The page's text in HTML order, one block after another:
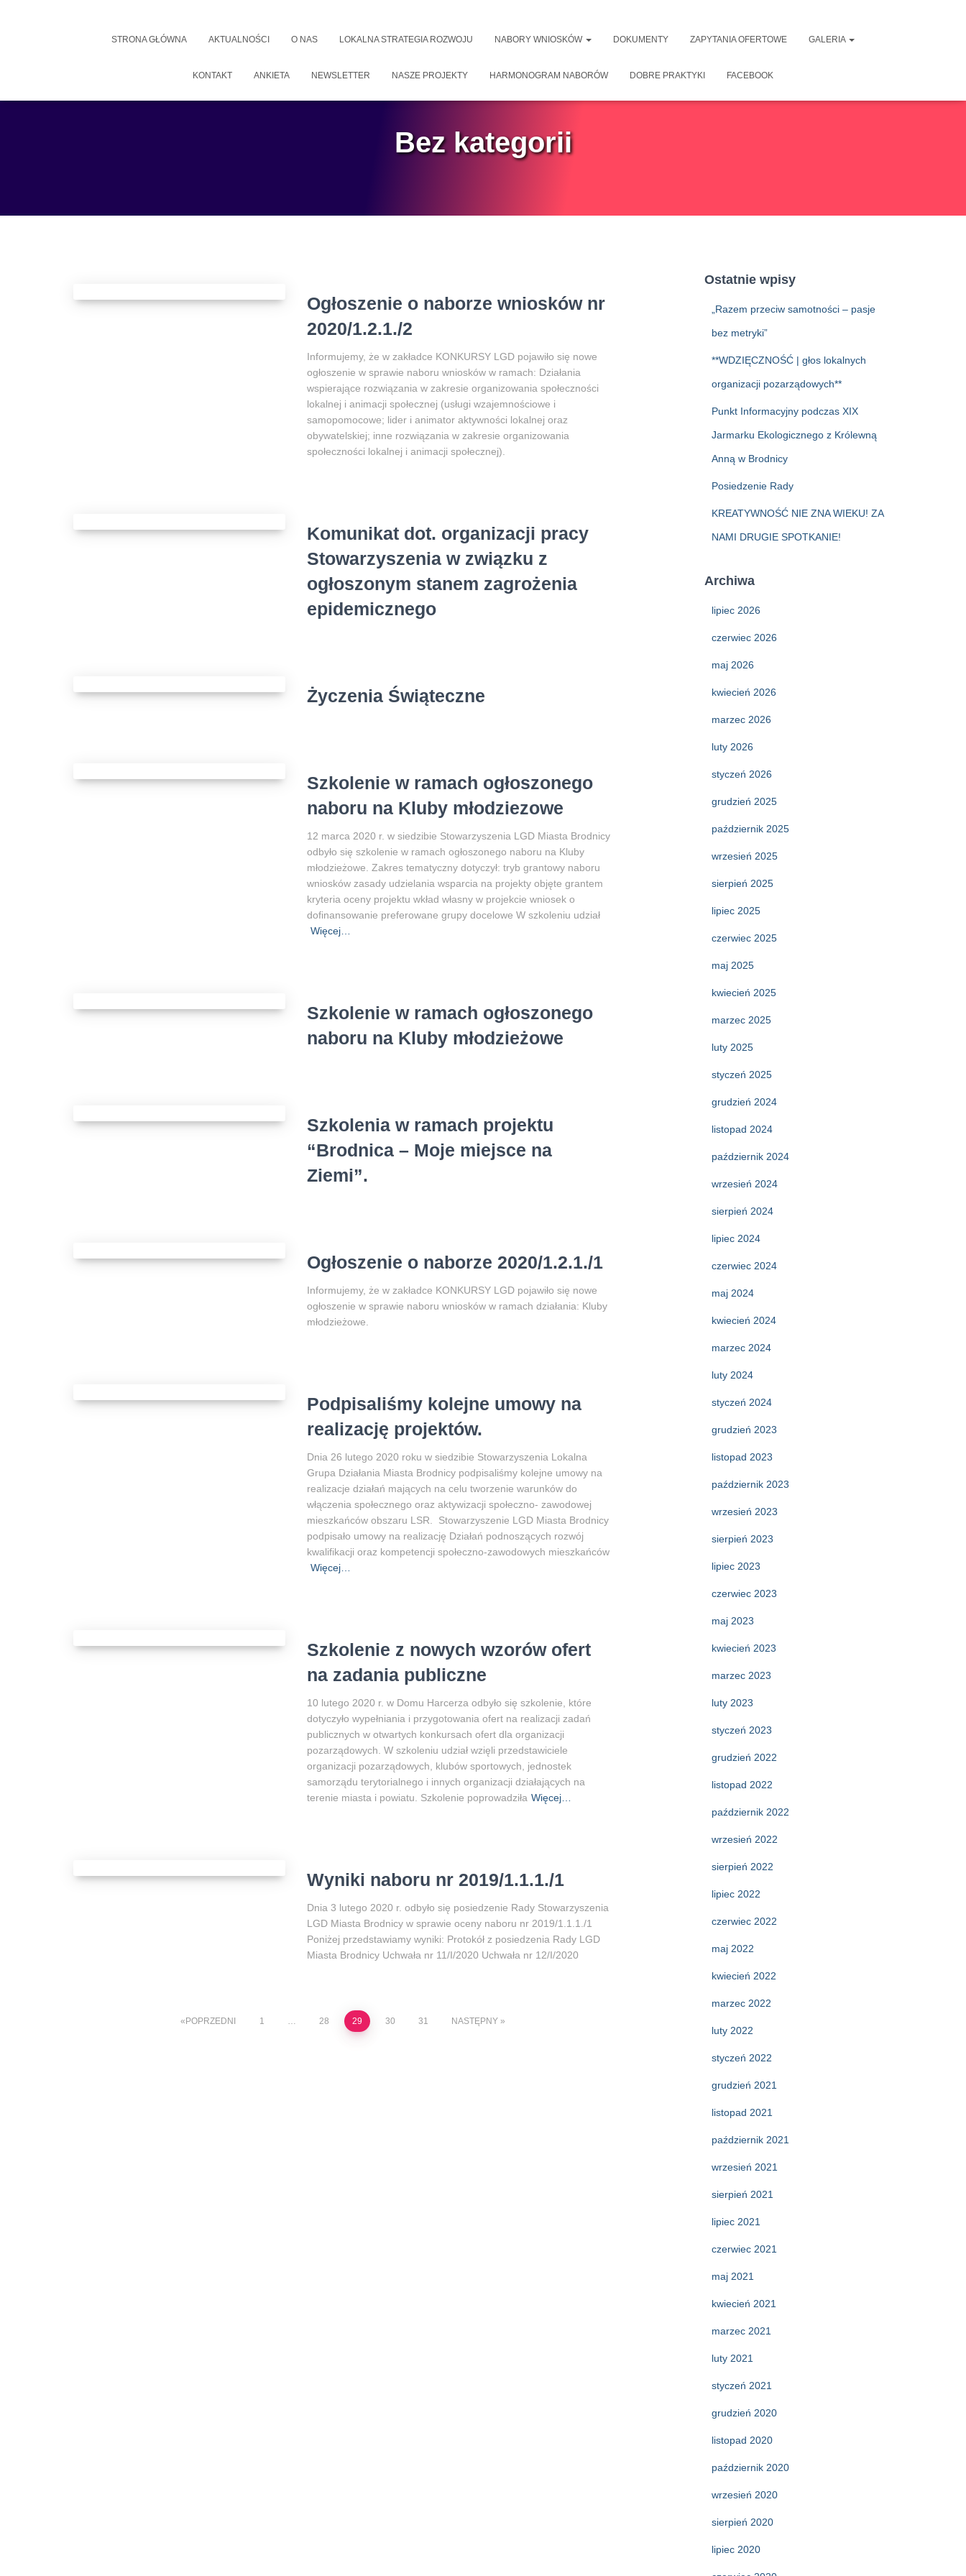
STRONA GŁÓWNA AKTUALNOŚCI O NAS LOKALNA STRATEGIA ROZWOJU NABORY WNIOSKÓW DOKUMENTY ZAPYTANIA OFERTOWE GALERIA
KONTAKT ANKIETA NEWSLETTER NASZE PROJEKTY HARMONOGRAM NABORÓW DOBRE PRAKTYKI FACEBOOK
Bez kategorii
Ogłoszenie o naborze wniosków nr
2020/1.2.1./2
Informujemy, że w zakładce KONKURSY LGD pojawiło się nowe
ogłoszenie w sprawie naboru wniosków w ramach: Działania
wspierające rozwiązania w zakresie organizowania społeczności
lokalnej i animacji społecznej (usługi wzajemnościowe i
samopomocowe; lider i animator aktywności lokalnej oraz
obywatelskiej; inne rozwiązania w zakresie organizowania
społeczności lokalnej i animacji społecznej).
Komunikat dot. organizacji pracy
Stowarzyszenia w związku z
ogłoszonym stanem zagrożenia
epidemicznego
Życzenia Świąteczne
Szkolenie w ramach ogłoszonego
naboru na Kluby młodziezowe
12 marca 2020 r. w siedzibie Stowarzyszenia LGD Miasta Brodnicy
odbyło się szkolenie w ramach ogłoszonego naboru na Kluby
młodzieżowe. Zakres tematyczny dotyczył: tryb grantowy naboru
wniosków zasady udzielania wsparcia na projekty objęte grantem
kryteria oceny projektu wkład własny w projekcie wniosek o
dofinansowanie preferowane grupy docelowe W szkoleniu udział
Więcej…
Szkolenie w ramach ogłoszonego
naboru na Kluby młodzieżowe
Szkolenia w ramach projektu
“Brodnica – Moje miejsce na
Ziemi”.
Ogłoszenie o naborze 2020/1.2.1./1
Informujemy, że w zakładce KONKURSY LGD pojawiło się nowe
ogłoszenie w sprawie naboru wniosków w ramach działania: Kluby
młodzieżowe.
Podpisaliśmy kolejne umowy na
realizację projektów.
Dnia 26 lutego 2020 roku w siedzibie Stowarzyszenia Lokalna
Grupa Działania Miasta Brodnicy podpisaliśmy kolejne umowy na
realizacje działań mających na celu tworzenie warunków do
włączenia społecznego oraz aktywizacji społeczno- zawodowej
mieszkańców obszaru LSR. Stowarzyszenie LGD Miasta Brodnicy
podpisało umowy na realizację Działań podnoszących rozwój
kwalifikacji oraz kompetencji społeczno-zawodowych mieszkańców
Więcej…
Szkolenie z nowych wzorów ofert
na zadania publiczne
10 lutego 2020 r. w Domu Harcerza odbyło się szkolenie, które
dotyczyło wypełniania i przygotowania ofert na realizacji zadań
publicznych w otwartych konkursach ofert dla organizacji
pozarządowych. W szkoleniu udział wzięli przedstawiciele
organizacji pozarządowych, klubów sportowych, jednostek
samorządu terytorialnego i innych organizacji działających na
terenie miasta i powiatu. Szkolenie poprowadziła Więcej…
Wyniki naboru nr 2019/1.1.1./1
Dnia 3 lutego 2020 r. odbyło się posiedzenie Rady Stowarzyszenia
LGD Miasta Brodnicy w sprawie oceny naboru nr 2019/1.1.1./1
Poniżej przedstawiamy wyniki: Protokół z posiedzenia Rady LGD
Miasta Brodnicy Uchwała nr 11/I/2020 Uchwała nr 12/I/2020
POPRZEDNI 1 … 28 29 30 31 NASTĘPNY
Ostatnie wpisy
„Razem przeciw samotności – pasje
bez metryki”
**WDZIĘCZNOŚĆ | głos lokalnych
organizacji pozarządowych**
Punkt Informacyjny podczas XIX
Jarmarku Ekologicznego z Królewną
Anną w Brodnicy
Posiedzenie Rady
KREATYWNOŚĆ NIE ZNA WIEKU! ZA
NAMI DRUGIE SPOTKANIE!
Archiwa
lipiec 2026
czerwiec 2026
maj 2026
kwiecień 2026
marzec 2026
luty 2026
styczeń 2026
grudzień 2025
październik 2025
wrzesień 2025
sierpień 2025
lipiec 2025
czerwiec 2025
maj 2025
kwiecień 2025
marzec 2025
luty 2025
styczeń 2025
grudzień 2024
listopad 2024
październik 2024
wrzesień 2024
sierpień 2024
lipiec 2024
czerwiec 2024
maj 2024
kwiecień 2024
marzec 2024
luty 2024
styczeń 2024
grudzień 2023
listopad 2023
październik 2023
wrzesień 2023
sierpień 2023
lipiec 2023
czerwiec 2023
maj 2023
kwiecień 2023
marzec 2023
luty 2023
styczeń 2023
grudzień 2022
listopad 2022
październik 2022
wrzesień 2022
sierpień 2022
lipiec 2022
czerwiec 2022
maj 2022
kwiecień 2022
marzec 2022
luty 2022
styczeń 2022
grudzień 2021
listopad 2021
październik 2021
wrzesień 2021
sierpień 2021
lipiec 2021
czerwiec 2021
maj 2021
kwiecień 2021
marzec 2021
luty 2021
styczeń 2021
grudzień 2020
listopad 2020
październik 2020
wrzesień 2020
sierpień 2020
lipiec 2020